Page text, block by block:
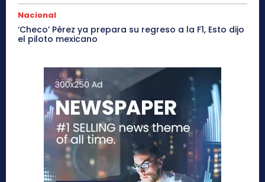
Nacional
‘Checo’ Pérez ya prepara su regreso a la F1, Esto dijo
el piloto mexicano